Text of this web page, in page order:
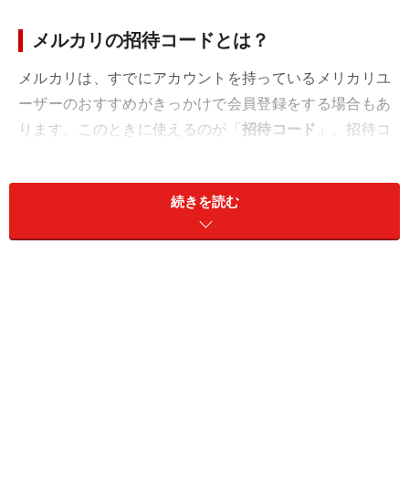
メルカリの招待コードとは？
メルカリは、すでにアカウントを持っているメリカリユ
ーザーのおすすめがきっかけで会員登録をする場合もあ
ります。このときに使えるのが「招待コード 」。招待コ
ります。
続きを読む